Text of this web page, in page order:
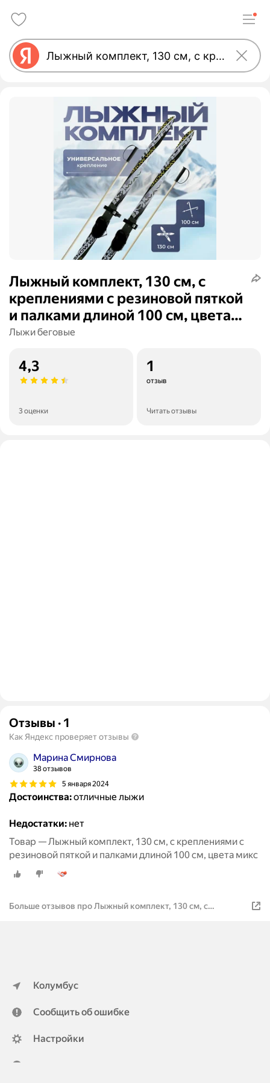
Лыжный комплект, 130 см, c
креплениями с резиновой пяткой
и палками длиной 100 см, цвета
микс
Лыжи беговые
4,3
3 оценки
1
отзыв
Читать отзывы
Отзывы · 1
Как Яндекс проверяет отзывы
Марина Смирнова
38 отзывов
5 января 2024
Достоинства:отличные лыжи
Недостатки: нет
Товар — Лыжный комплект, 130 см, c креплениями с
резиновой пяткой и палками длиной 100 см, цвета микс
Больше отзывов про Лыжный комплект, 130 см, c
Колумбус
Сообщить об ошибке
Настройки